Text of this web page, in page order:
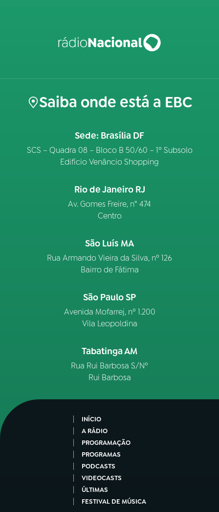
Saiba onde está a EBC
Sede: Brasília DF
SCS – Quadra 08 – Bloco B 50/60 – 1º Subsolo
Edifício Venâncio Shopping
Rio de Janeiro RJ
Av. Gomes Freire, n° 474
Centro
São Luís MA
Rua Armando Vieira da Silva, nº 126
Bairro de Fátima
São Paulo SP
Avenida Mofarrej, nº 1.200
Vila Leopoldina
Tabatinga AM
Rua Rui Barbosa S/Nº
Rui Barbosa
INÍCIO
A RÁDIO
PROGRAMAÇÃO
PROGRAMAS
PODCASTS
VIDEOCASTS
ÚLTIMAS
FESTIVAL DE MÚSICA